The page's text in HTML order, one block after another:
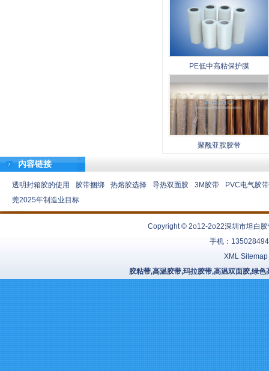
PE低中高粘保护膜
聚酰亚胺胶带
内容链接
透明封箱胶的使用 胶带捆绑 热熔胶选择 导热双面胶 3M胶带
PVC电气胶
莞2025年制造业目标
Copyright © 2o12-2o22深圳市坦白
手机：
XML Sitemap
胶粘带,高温胶带,玛拉胶带,高温双面胶,绿